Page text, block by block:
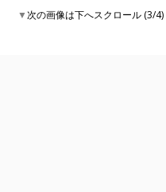
▼次の画像は下へスクロール (3/4)